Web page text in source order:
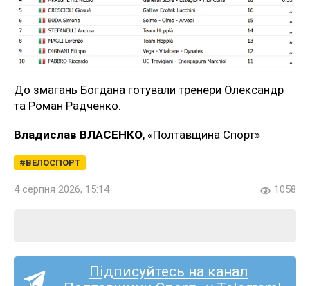
До змагань Богдана готували тренери Олександр
та Роман Радченко.
Владислав ВЛАСЕНКО, «Полтавщина Спорт»
ВЕЛОСПОРТ
4 серпня 2026, 15:14 1058
Підписуйтесь на канал